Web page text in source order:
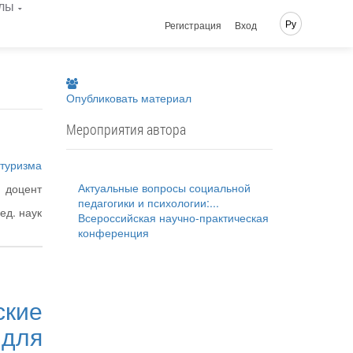
Регистрация Вход Ру
доцент
наук
Опубликовать материал
Мероприятия автора
Актуальные вопросы социальной
педагогики и психологии:...
Всероссийская научно-практическая
конференция